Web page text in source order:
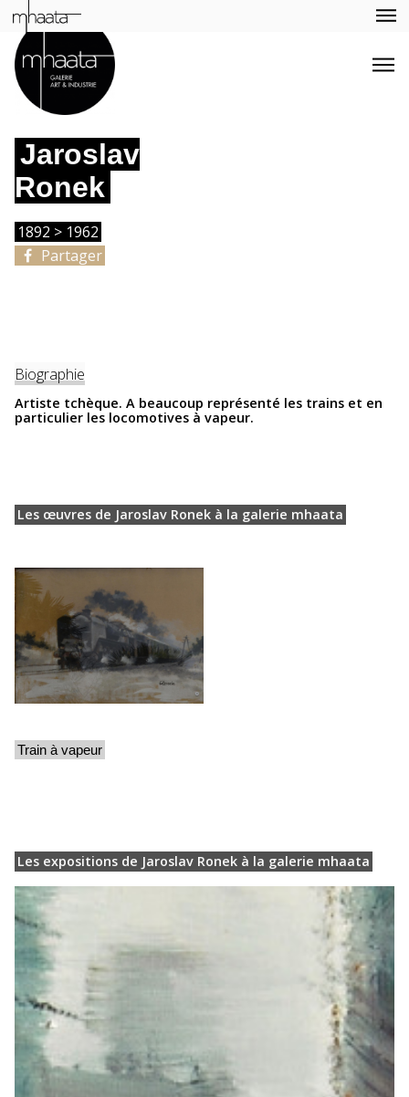
Jaroslav
Ronek
1892 > 1962
Partager
Biographie
Artiste tchèque. A beaucoup représenté les trains et en
particulier les locomotives à vapeur.
Les œuvres de Jaroslav Ronek à la galerie mhaata
Train à vapeur
Les expositions de Jaroslav Ronek à la galerie mhaata